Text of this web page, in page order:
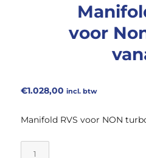
voor
€1.028,00 incl. btw
Manifold RVS voor NON
Manifold